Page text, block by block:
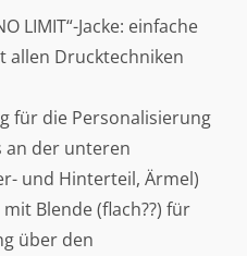
LIMIT“-Jacke: einfache
allen Drucktechniken
für die Personalisierung
an der unteren
und Hinterteil, Ärmel)
Blende (flach??) für
über den